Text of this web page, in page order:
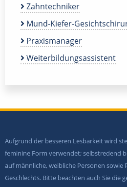
Zahntechniker
Mund-Kiefer-
Praxismanager
Weiterbildungsassistent
Aufgrund der besseren Lesbarkeit wird
feminine Form verwendet; selbstredend
auf männliche, weibliche Personen sowie
Geschlechts. Bitte beachten auch Sie die